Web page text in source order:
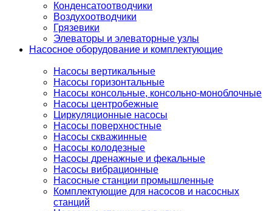
Конденсатоотводчики
Воздухоотводчики
Грязевики
Элеваторы и элеваторные узлы
Насосное оборудование и комплектующие
Насосы вертикальные
Насосы горизонтальные
Насосы консольные, консольно-моноблочные
Насосы центробежные
Циркуляционные насосы
Насосы поверхностные
Насосы скважинные
Насосы колодезные
Насосы дренажные и фекальные
Насосы вибрационные
Насосные станции промышленные
Комплектующие для насосов и насосных
станций